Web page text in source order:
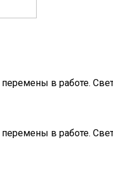
в работе.
в работе.